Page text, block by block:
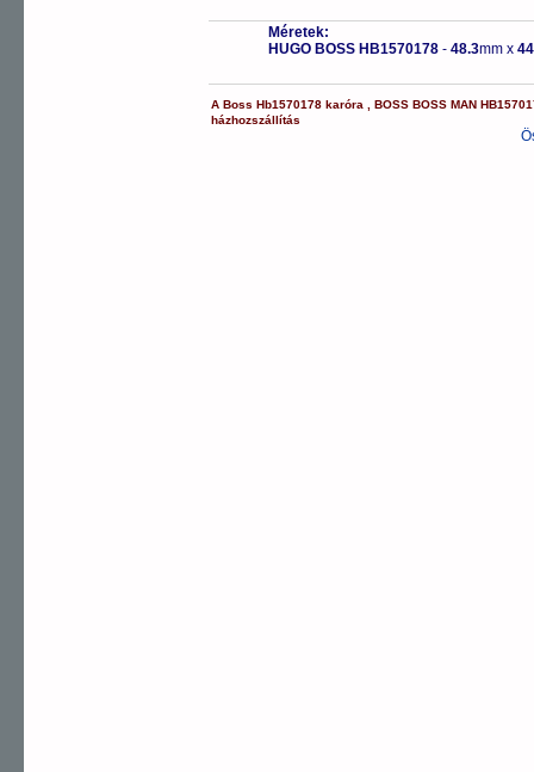
Méretek:
HUGO BOSS HB1570178 - 48.3mm x
ABoss Hb1570178 karóra ,BOSS BOSS MAN
házhozszállítás